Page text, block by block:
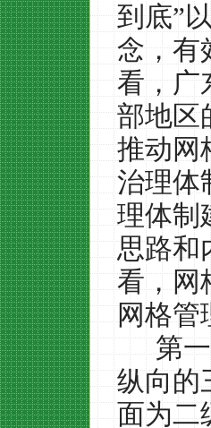
到底”
念，有
看，广
部地区
推动网
治理体
理体制
思路和
看，网
网格管
第
纵向的
面为二